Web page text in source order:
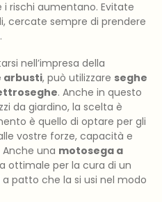
rischi aumentano. Evitate
cercate sempre di prendere
nell’impresa della
arbusti, può utilizzare seghe
. Anche in questo
da giardino, la scelta è
è quello di optare per gli
vostre forze, capacità e
una motosega a
ottimale per la cura di un
patto che la si usi nel modo